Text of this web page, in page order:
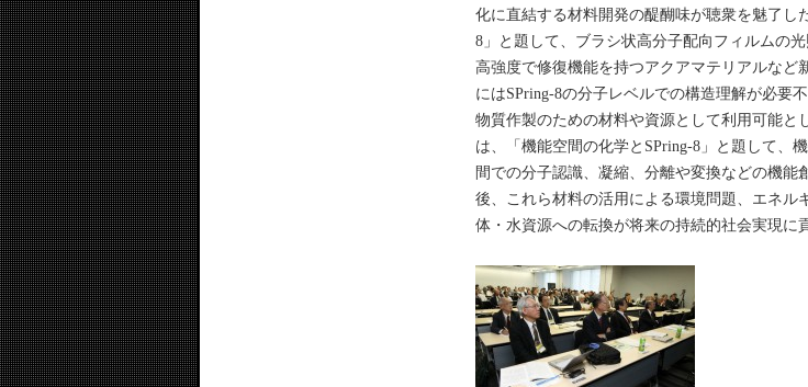
化に直結する材料開発の醍醐味が聴衆を魅了し
8」と題して、ブラシ状高分子配向フィルムの
高強度で修復機能を持つアクアマテリアルな
にはSPring-8の分子レベルでの構造理解が必要
物質作製のための材料や資源として利用可能
は、「機能空間の化学とSPring-8」と題して、
間での分子認識、凝縮、分離や変換などの機能
後、これら材料の活用による環境問題、エネ
体・水資源への転換が将来の持続的社会実現に